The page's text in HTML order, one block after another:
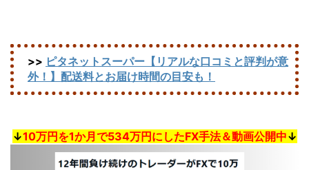
>> ピタネットスーパー【リアルな口コミと評判が意
外！】配送料とお届け時間の目安も！
↓10万円を1か月で534万円にしたFX手法＆動画公開中↓